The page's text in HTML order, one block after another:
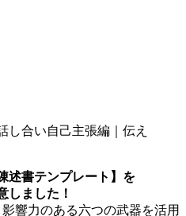
述書テンプレート】を
しました！
響力のある六つの武器を活用